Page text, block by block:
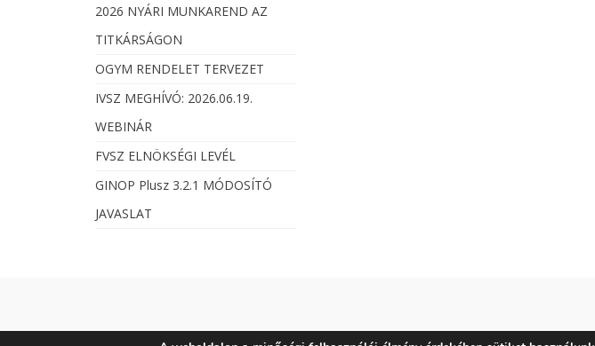
2026 NYÁRI MUNKAREND AZ
TITKÁRSÁGON
OGYM RENDELET TERVEZET
IVSZ MEGHÍVÓ: 2026.06.19.
WEBINÁR
FVSZ ELNÖKSÉGI LEVÉL
GINOP Plusz 3.2.1 MÓDOSÍTÓ
JAVASLAT